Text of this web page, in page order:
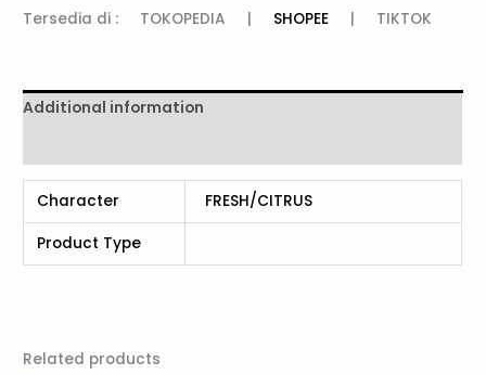
Tersedia di : TOKOPEDIA | SHOPEE | TIKTOK
Additional information
Character FRESH/CITRUS
Product Type
Related products